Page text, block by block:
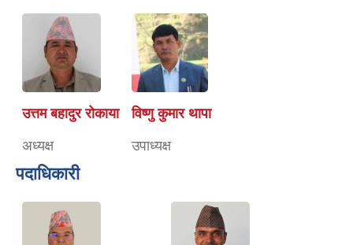
उत्तम बहादुर रोकाया
अध्यक्ष
विष्णु कुमार थापा
उपाध्यक्ष
पदाधिकारी